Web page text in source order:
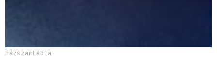
házszámtábla